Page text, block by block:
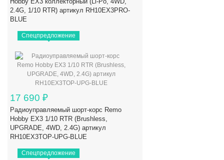
2.4G, 1/10 RTR) артикул RH10EX3PRO-
BLUE
Спецпредложение
17 690 ₽
Радиоуправляемый шорт-корс Remo
Hobby EX3 1/10 RTR (Brushless,
UPGRADE, 4WD, 2.4G) артикул
RH10EX3TOP-UPG-BLUE
Спецпредложение